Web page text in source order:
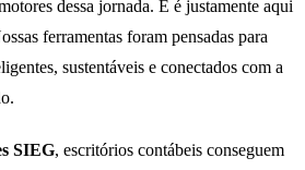
dessa jornada. E é justamente aqui
ferramentas foram pensadas para
sustentáveis e conectados com a
SIEG, escritórios contábeis conseguem